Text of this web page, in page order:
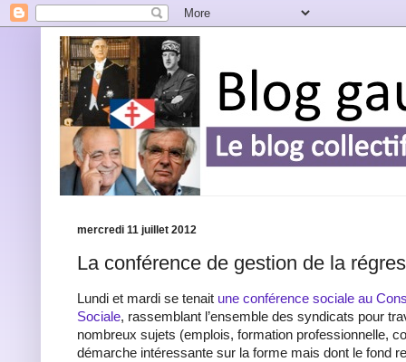
mercredi 11 juillet 2012
La conférence de gestion de la
Lundi et mardi se tenait une conférence sociale au
Sociale, rassemblant l’ensemble des syndicats pour
nombreux sujets (emplois, formation professionnelle,
démarche intéressante sur la forme mais dont le fond